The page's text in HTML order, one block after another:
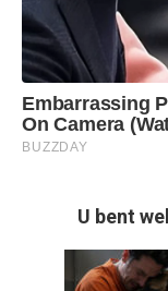
U bent